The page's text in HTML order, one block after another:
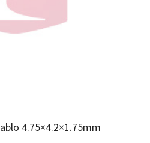
4.75×4.2×1.75mm